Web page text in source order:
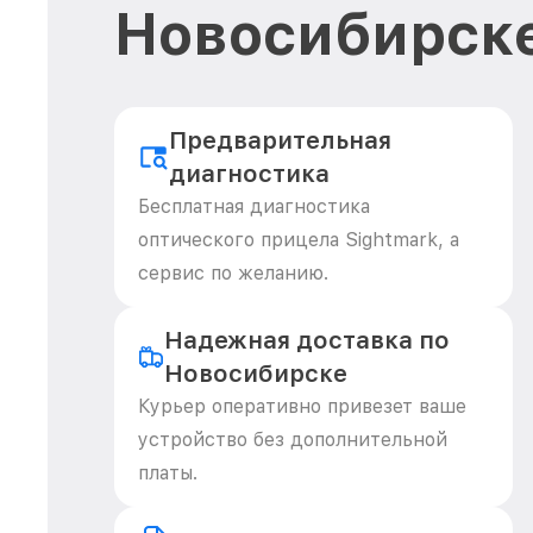
Предварительная
диагностика
Бесплатная диагностика
оптического прицела Sightmark, а
сервис по желанию.
Надежная доставка по
Новосибирске
Курьер оперативно привезет ваше
устройство без дополнительной
платы.